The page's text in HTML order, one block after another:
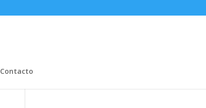
Contacto